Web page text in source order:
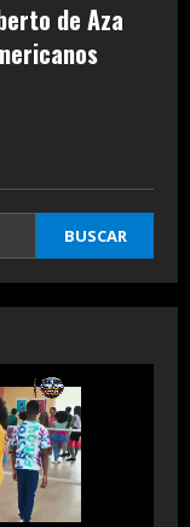
de Aza
BUSCAR